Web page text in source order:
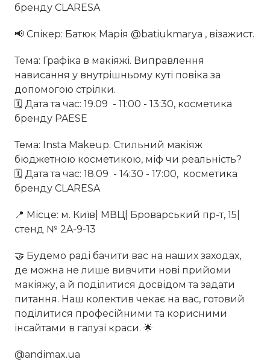
бренду CLARESA⠀
📢 Спікер: Батюк Марія @batiukmarya , візажист.
Тема: Графіка в макіяжі. Виправлення
нависання у внутрішньому куті повіка за
допомогою стрілки.
🗓 Дата та час: 19.09 - 11:00 - 13:30, косметика
бренду PAESE⠀
Тема: Insta Makeup. Стильний макіяж
бюджетною косметикою, міф чи реальність?
🗓 Дата та час: 18.09 - 14:30 - 17:00, косметика
бренду CLARESA⠀
📍 Місце: м. Київ| МВЦ| Броварський пр-т, 15|
стенд № 2A-9-13⠀
🤝 Будемо раді бачити вас на наших заходах,
де можна не лише вивчити нові прийоми
макіяжу, а й поділитися досвідом та задати
питання. Наш колектив чекає на вас, готовий
поділитися професійними та корисними
інсайтами в галузі краси. 🌟
@andimax.ua